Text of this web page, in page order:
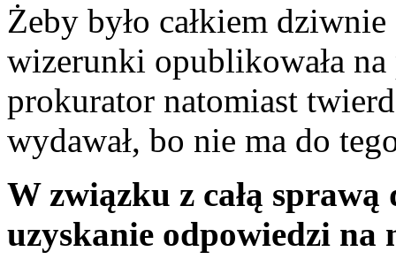
Żeby było całkiem
wizerunki opublikowała
prokurator natomiast
wydawał, bo nie ma do
W związku z całą
uzyskanie odpowiedzi na